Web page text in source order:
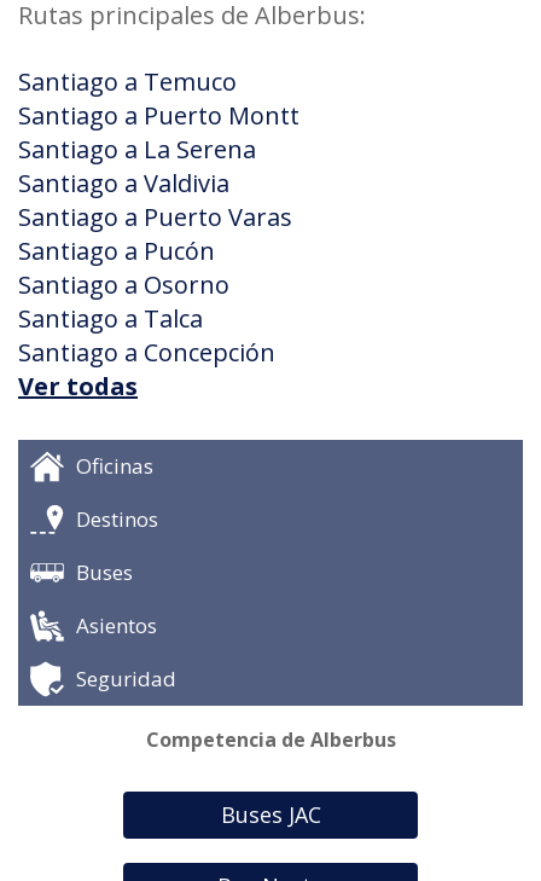
Rutas principales de Alberbus:
Santiago a Temuco
Santiago a Puerto Montt
Santiago a La Serena
Santiago a Valdivia
Santiago a Puerto Varas
Santiago a Pucón
Santiago a Osorno
Santiago a Talca
Santiago a Concepción
Ver todas
Oficinas
Destinos
Buses
Asientos
Seguridad
Competencia de Alberbus
Buses JAC